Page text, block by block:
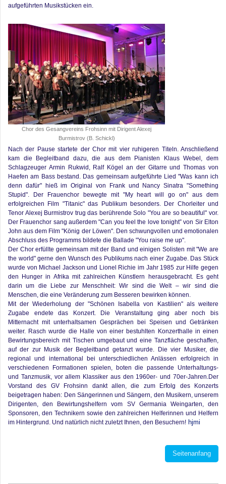
aufgeführten Musikstücken ein.
Chor des Gesangvereins Frohsinn mit Dirigent Alexej
Burmistrov (B. Schickl)
Nach der Pause startete der Chor mit vier ruhigeren Titeln. Anschließend
kam die Begleitband dazu, die aus dem Pianisten Klaus Webel, dem
Schlagzeuger Armin Rukwid, Ralf Kögel an der Gitarre und Thomas von
Haefen am Bass bestand. Das gemeinsam aufgeführte Lied "Was kann ich
denn dafür" hieß im Original von Frank und Nancy Sinatra "Something
Stupid". Der Frauenchor bewegte mit "My heart will go on" aus dem
erfolgreichen Film "Titanic" das Publikum besonders. Der Chorleiter und
Tenor Alexej Burmistrov trug das berührende Solo "You are so beautiful" vor.
Der Frauenchor sang außerdem "Can you feel the love tonight” von Sir Elton
John aus dem Film "König der Löwen". Den schwungvollen und emotionalen
Abschluss des Programms bildete die Ballade "You raise me up".
Der Chor erfüllte gemeinsam mit der Band und einigen Solisten mit "We are
the world" gerne den Wunsch des Publikums nach einer Zugabe. Das Stück
wurde von Michael Jackson und Lionel Richie im Jahr 1985 zur Hilfe gegen
den Hunger in Afrika mit zahlreichen Künstlern herausgebracht. Es geht
darin um die Liebe zur Menschheit: Wir sind die Welt – wir sind die
Menschen, die eine Veränderung zum Besseren bewirken können.
Mit der Wiederholung der "Schönen Isabella von Kastilien" als weitere
Zugabe endete das Konzert. Die Veranstaltung ging aber noch bis
Mitternacht mit unterhaltsamen Gesprächen bei Speisen und Getränken
weiter. Rasch wurde die Halle von einer bestuhlten Konzerthalle in einen
Bewirtungsbereich mit Tischen umgebaut und eine Tanzfläche geschaffen,
auf der zur Musik der Begleitband getanzt wurde. Die vier Musiker, die
regional und international bei unterschiedlichen Anlässen erfolgreich in
verschiedenen Formationen spielen, boten die passende Unterhaltungs-
und Tanzmusik, vor allem Klassiker aus den 1960er- und 70er-Jahren.Der
Vorstand des GV Frohsinn dankt allen, die zum Erfolg des Konzerts
beigetragen haben: Den Sängerinnen und Sängern, den Musikern, unserem
Dirigenten, den Bewirtungshelfern vom SV Germania Weingarten, den
Sponsoren, den Technikern sowie den zahlreichen Helferinnen und Helfern
im Hintergrund. Und natürlich nicht zuletzt Ihnen, den Besuchern! hjmi
Seitenanfang